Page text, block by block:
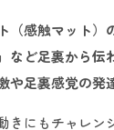
（感触マット）
など足裏から伝
や足裏感覚の発
きにもチャレン